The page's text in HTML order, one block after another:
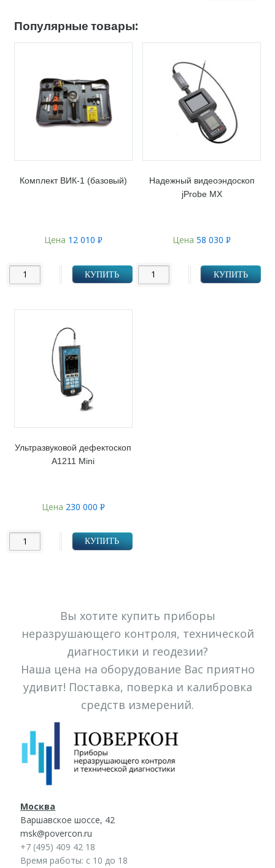
Популярные товары:
Комплект ВИК-1 (базовый)
Цена 12 010 Р
КУПИТЬ
Надежный видеоэндоскоп
jProbe MX
Цена58 030Р
КУПИТЬ
Ультразвуковой дефектоскоп
А1211 Mini
Цена 230 000 Р
КУПИТЬ
Вы хотите купить приборы
неразрушающего контроля, технической
диагностики и геодезии?
Наша цена на оборудование Вас приятно
удивит! Поставка, поверка и калибровка
средств измерений.
Москва
Варшавское шоссе, 42
msk@povercon.ru
+7 (495) 409 42 18
Время работы: с 10 до 18